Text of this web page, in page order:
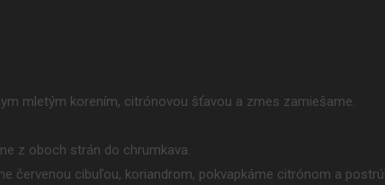
mletým korením, citrónovou šťavou a zmes zamiešame.
z oboch strán do chrumkava.
červenou cibuľou, koriandrom, pokvapkáme citrónom a